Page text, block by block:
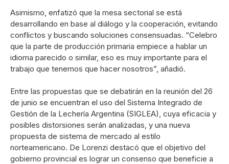
Asimismo, enfatizó que la mesa sectorial se está
desarrollando en base al diálogo y la cooperación, evitando
conflictos y buscando soluciones consensuadas. “Celebro
que la parte de producción primaria empiece a hablar un
idioma parecido o similar, eso es muy importante para el
trabajo que tenemos que hacer nosotros”, añadió.
Entre las propuestas que se debatirán en la reunión del 26
de junio se encuentran el uso del Sistema Integrado de
Gestión de la Lechería Argentina (SIGLEA), cuya eficacia y
posibles distorsiones serán analizadas, y una nueva
propuesta de sistema de mercado al estilo
norteamericano. De Lorenzi destacó que el objetivo del
gobierno provincial es lograr un consenso que beneficie a